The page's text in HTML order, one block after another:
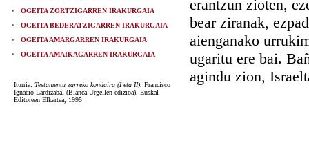
OGEITA ZORTZIGARREN IRAKURGAIA
OGEITA BEDERATZIGARREN IRAKURGAIA
OGEITA AMARGARREN IRAKURGAIA
OGEITA AMAIKAGARREN IRAKURGAIA
Iturria: Testamentu zarreko kondaira (I eta II) , Francisco
Ignacio Lardizabal (Blanca Urgellen edizioa). Euskal
Editoreen Elkartea, 1995
erantzun zioten,
bear ziranak,
aienganako
ugaritu ere bai.
agindu zion,